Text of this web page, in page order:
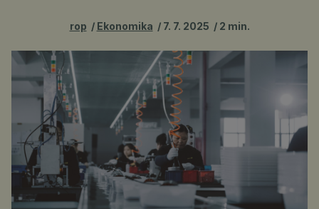
rop Ekonomika 7. 7. 2025 2 min.